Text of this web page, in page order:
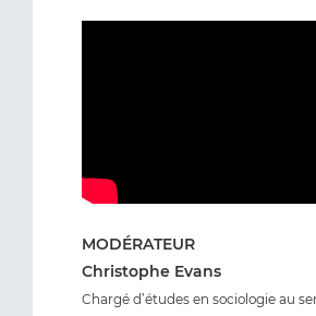
MODÉRATEUR
Christophe Evans
Chargé d’études en sociologie au